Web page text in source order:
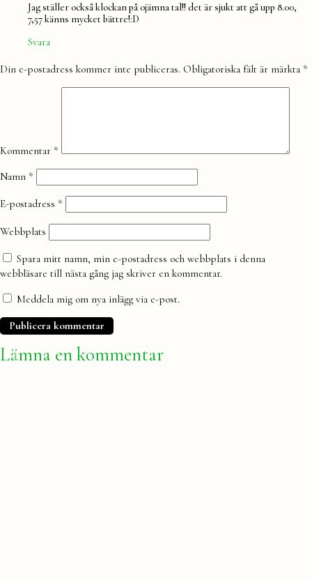
Jag ställer också klockan på ojämna tal!! det är sjukt att gå upp 8.00,
7,57 känns mycket bättre!:D
Svara
Lämna
Din e-postadress kommer inte publiceras. Obligatoriska fält är märkta *
Kommentar *
Namn *
E-postadress *
Webbplats
Spara mitt namn, min e-postadress och webbplats i denna
webbläsare till nästa gång jag skriver en kommentar.
Meddela mig om nya inlägg via e-post.
Lämna en kommentar